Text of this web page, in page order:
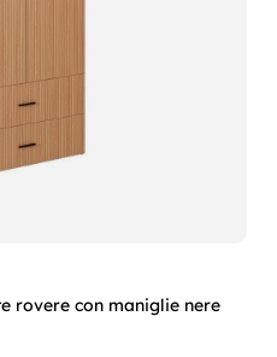
rovere con maniglie nere